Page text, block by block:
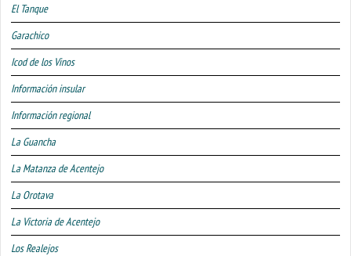
El Tanque
Garachico
Icod de los Vinos
Información insular
Información regional
La Guancha
La Matanza de Acentejo
La Orotava
La Victoria de Acentejo
Los Realejos